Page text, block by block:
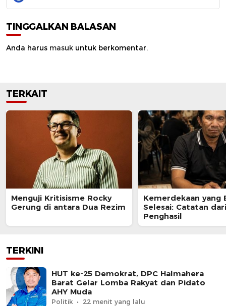
TINGGALKAN BALASAN
Anda harus masuk untuk berkomentar.
TERKAIT
Menguji Kritisisme Rocky
Gerung di antara Dua Rezim
Kemerdekaan yang
Selesai: Catatan
Penghasil
TERKINI
HUT ke-25 Demokrat, DPC Halmahera
Barat Gelar Lomba Rakyat dan Pidato
AHY Muda
Politik 22 menit yang lalu